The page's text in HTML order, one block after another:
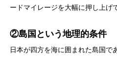
ードマイレージを大幅に押し上げ
②島国という地理的条件
日本が四方を海に囲まれた島国で